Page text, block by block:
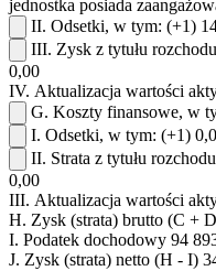
jednostka posiada
II. Odsetki, w tym: (+1)
III. Zysk z tytułu
0,00
IV. Aktualizacja wartości
G. Koszty finansowe, w
I. Odsetki, w tym: (+1)
II. Strata z tytułu
0,00
III. Aktualizacja wartości
H. Zysk (strata) brutto (C +
I. Podatek dochodowy 94
J. Zysk (strata) netto (H - I)